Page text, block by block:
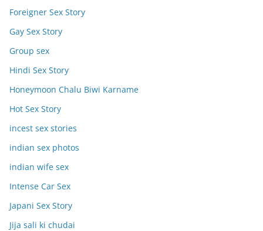
Foreigner Sex Story
Gay Sex Story
Group sex
Hindi Sex Story
Honeymoon Chalu Biwi Karname
Hot Sex Story
incest sex stories
indian sex photos
indian wife sex
Intense Car Sex
Japani Sex Story
Jija sali ki chudai